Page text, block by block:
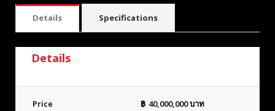
Details Specifications
Details
Price ฿ 40,000,000บาท